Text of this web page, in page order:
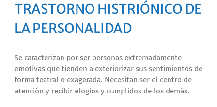
TRASTORNO HISTRIÓNICO DE
LA PERSONALIDAD
Se caracterizan por ser personas extremadamente
emotivas que tienden a exteriorizar sus sentimientos de
forma teatral o exagerada. Necesitan ser el centro de
atención y recibir elogios y cumplidos de los demás.